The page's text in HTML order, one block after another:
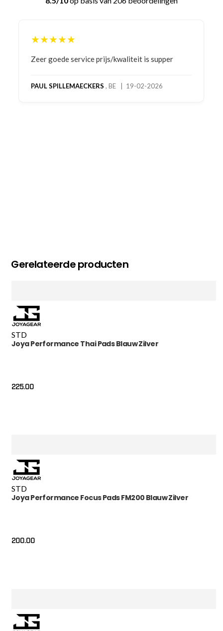
★★★★★
Bestelling gedaan vanwege goede prijzen en
bestelling al ontvangen met gifts, waardoor je
Gerelateerde producten
STD
Joya Performance Thai Pads Blauw Zilver
225.00
STD
Joya Performance Focus Pads FM200 Blauw Zilver
200.00